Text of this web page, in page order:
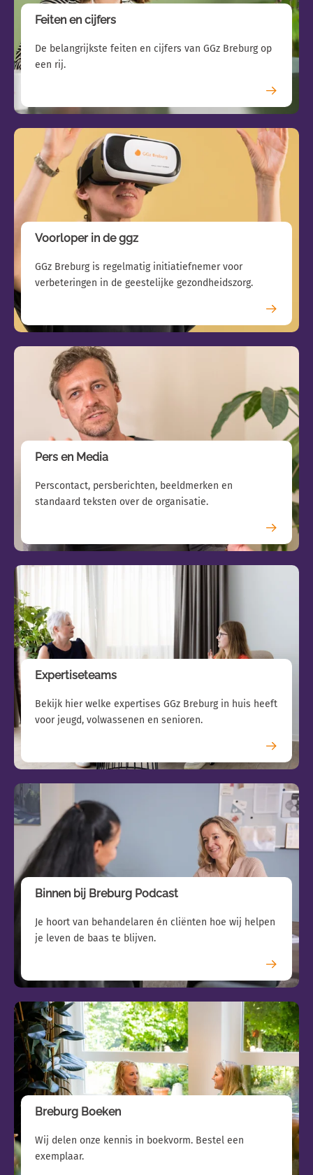
Feiten en cijfers
De belangrijkste feiten en cijfers van GGz Breburg op
een rij.
Voorloper in de ggz
GGz Breburg is regelmatig initiatiefnemer voor
verbeteringen in de geestelijke gezondheidszorg.
Pers en Media
Perscontact, persberichten, beeldmerken en
standaard teksten over de organisatie.
Expertiseteams
Bekijk hier welke expertises GGz Breburg in huis heeft
voor jeugd, volwassenen en senioren.
Binnen bij Breburg Podcast
Je hoort van behandelaren én cliënten hoe wij helpen
je leven de baas te blijven.
Breburg Boeken
Wij delen onze kennis in boekvorm. Bestel een
exemplaar.